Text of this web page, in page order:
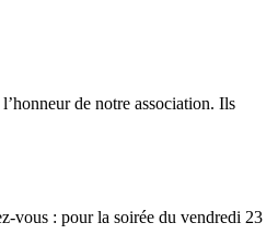
de notre association. Ils
vous : pour la soirée du vendredi 23